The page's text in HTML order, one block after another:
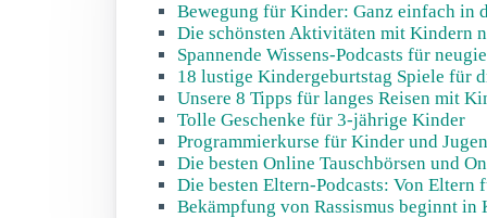
Bewegung für Kinder: Ganz einfach in
Die schönsten Aktivitäten mit Kindern
Spannende Wissens-Podcasts für
18 lustige Kindergeburtstag Spiele für
Unsere 8 Tipps für langes Reisen mit
Tolle Geschenke für 3-jährige Kinder
Programmierkurse für Kinder und
Die besten Online Tauschbörsen und
Die besten Eltern-Podcasts: Von Eltern
Bekämpfung von Rassismus beginnt